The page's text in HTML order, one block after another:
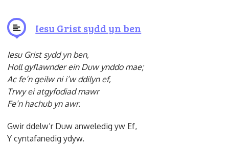
Iesu Grist sydd yn ben
Iesu Grist sydd yn ben,
Holl gyflawnder ein Duw ynddo mae;
Ac fe’n geilw ni i’w ddilyn ef,
Trwy ei atgyfodiad mawr
Fe’n hachub yn awr.
Gwir ddelw’r Duw anweledig yw Ef,
Y cyntafanedig ydyw.